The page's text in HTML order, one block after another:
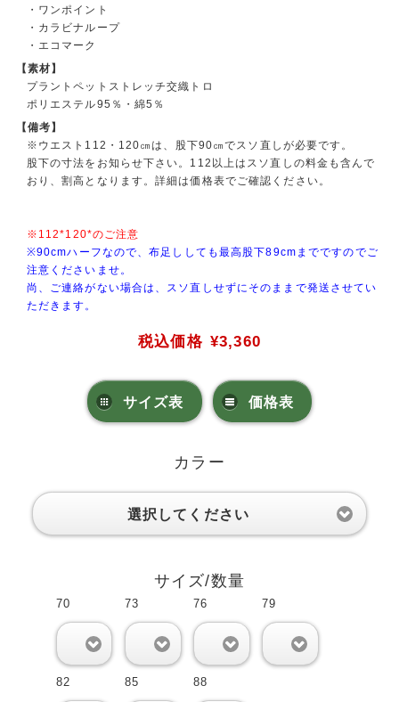
・ワンポイント
・カラビナループ
・エコマーク
【素材】
プラントペットストレッチ交織トロ
ポリエステル95％・綿5％
【備考】
※ウエスト112・120㎝は、股下90㎝でスソ直しが必要です。
股下の寸法をお知らせ下さい。112以上はスソ直しの料金も含んで
おり、割高となります。詳細は価格表でご確認ください。
※112*120*のご注意
※90cmハーフなので、布足ししても最高股下89cmまでですのでご
注意くださいませ。
尚、ご連絡がない場合は、スソ直しせずにそのままで発送させてい
ただきます。
税込価格 ¥3,360
サイズ表 価格表
カラー
選択してください
サイズ/数量
70 73 76 79
82 85 88